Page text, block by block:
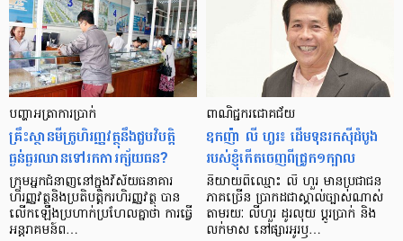
បញ្ហា​អត្រា​ការប្រាក់
គ្រឹះស្ថាន​មីក្រូ​ហិរញ្ញវត្ថុ​នឹង​ជួប​វិបត្តិ​
ធ្ងន់ធ្ងរ​ឈាន​ទៅ​រក​ការ​ក្ស័យធន?
ក្រុម​អ្នក​ជំនាញ​នៅ​ក្នុង​វិស័យ​ធនាគារ
ហិរញ្ញវត្ថុ​និង​ប្រតិបត្តិករ​ហិរញ្ញ​វត្ថុ បាន​​
លើក​ឡើង​ប្រហាក់​ប្រហែល​គ្នា​ថា ការ​ធ្វើ​
អន្តរាគមន៍​ព…
ពាណិជ្ជករជោគជ័យ
ឧកញ៉ា លី ហួរ៖ ដើមទុនរកស៊ីដំបូង
របស់ខ្ញុំកើតចេញពីជ្រូក១ក្បាល
និយាយ​ពី​ឈ្មោះ លី ហួរ មាន​ប្រជាជន​
ភាគ​ច្រើន ប្រាកដ​ជា​ស្គាល់​ច្បាស់​ណាស់
តាមរយៈ លីហួរ ដូរ​លុយ ប្តូរ​បា្រក់ និង​
លក់​មាស នៅ​ផ្សារ​អូរ​ឫ…